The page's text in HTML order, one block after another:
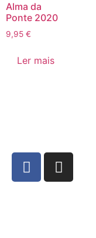
Alma da
Ponte 2020
9,95 €
Ler mais